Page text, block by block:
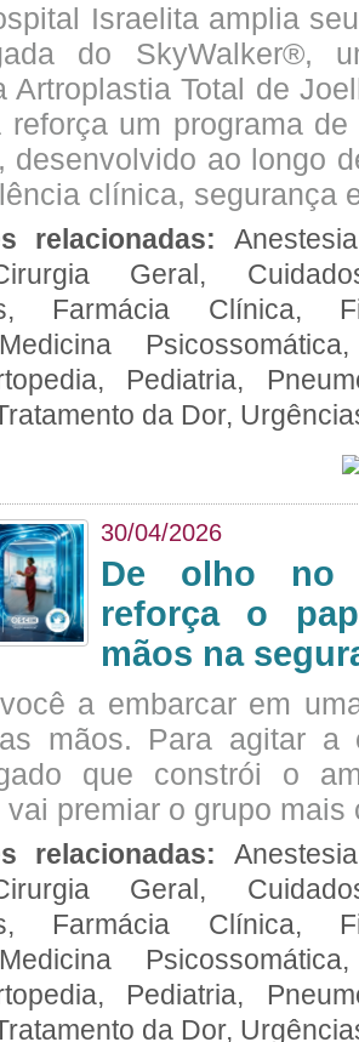
Israelita amplia
do SkyWalker®,
Artroplastia Total de
reforça um programa
desenvolvido ao longo
clínica, segurança
relacionadas:
Geral,
Farmácia Clínica,
Pediatria,
da Dor,
30/04/2026
De olho no
reforça o
mãos na
a embarcar em
mãos. Para agitar a
que constrói o
premiar o grupo mais
relacionadas:
Geral,
Farmácia Clínica,
Pediatria,
da Dor,